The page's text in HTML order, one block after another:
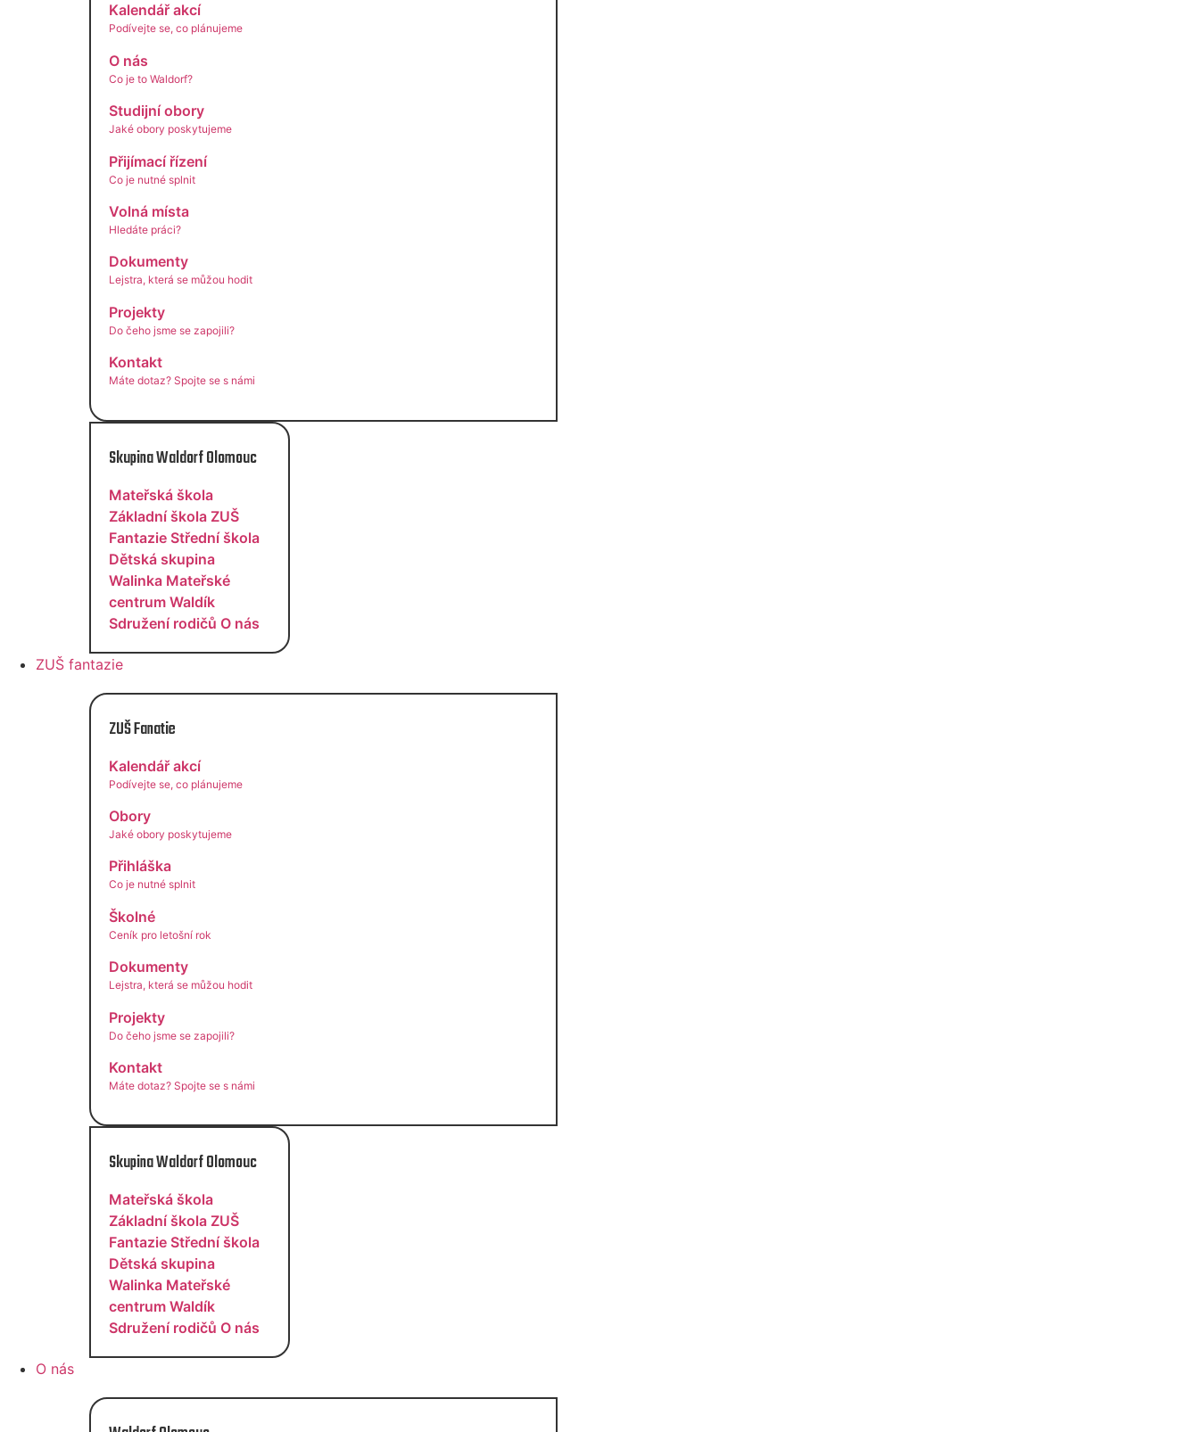
Kalendář akcí
Podívejte se, co plánujeme
O nás
Co je to Waldorf?
Studijní obory
Jaké obory poskytujeme
Přijímací řízení
Co je nutné splnit
Volná místa
Hledáte práci?
Dokumenty
Lejstra, která se můžou hodit
Projekty
Do čeho jsme se zapojili?
Kontakt
Máte dotaz? Spojte se s námi
Skupina Waldorf Olomouc
Mateřská škola
Základní škola ZUŠ
Fantazie Střední škola
Dětská skupina
Walinka Mateřské
centrum Waldík
Sdružení rodičů O nás
ZUŠ fantazie
ZUŠ Fanatie
Kalendář akcí
Podívejte se, co plánujeme
Obory
Jaké obory poskytujeme
Přihláška
Co je nutné splnit
Školné
Ceník pro letošní rok
Dokumenty
Lejstra, která se můžou hodit
Projekty
Do čeho jsme se zapojili?
Kontakt
Máte dotaz? Spojte se s námi
Skupina Waldorf Olomouc
Mateřská škola
Základní škola ZUŠ
Fantazie Střední škola
Dětská skupina
Walinka Mateřské
centrum Waldík
Sdružení rodičů O nás
O nás